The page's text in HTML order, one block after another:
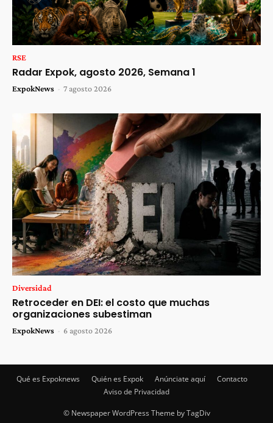
RSE
Radar Expok, agosto 2026, Semana 1
ExpokNews - 7 agosto 2026
Diversidad
Retroceder en DEI: el costo que muchas
organizaciones subestiman
ExpokNews - 6 agosto 2026
Qué es Expoknews Quién es Expok Anúnciate aquí
Contacto
Aviso de Privacidad
© Newspaper WordPress Theme by TagDiv